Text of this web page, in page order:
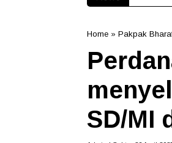
Home » Pakpak
SD/MI